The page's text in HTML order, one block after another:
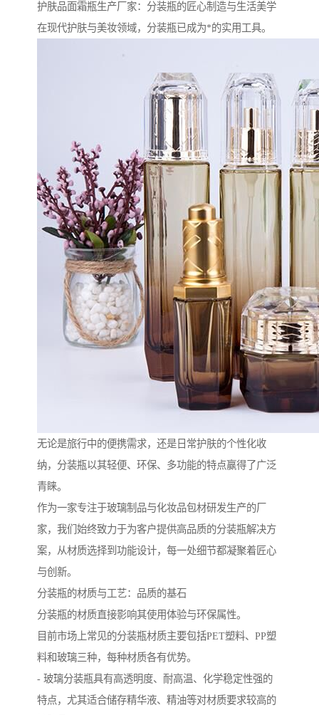
护肤品面霜瓶生产厂家：分装瓶的匠心制造与生活美学
在现代护肤与美妆领域，分装瓶已成为*的实用工具。
无论是旅行中的便携需求，还是日常护肤的个性化收
纳，分装瓶以其轻便、环保、多功能的特点赢得了广泛
青睐。
作为一家专注于玻璃制品与化妆品包材研发生产的厂
家，我们始终致力于为客户提供高品质的分装瓶解决方
案，从材质选择到功能设计，每一处细节都凝聚着匠心
与创新。
分装瓶的材质与工艺：品质的基石
分装瓶的材质直接影响其使用体验与环保属性。
目前市场上常见的分装瓶材质主要包括PET塑料、PP塑
料和玻璃三种，每种材质各有优势。
- 玻璃分装瓶具有高透明度、耐高温、化学稳定性强的
特点，尤其适合储存精华液、精油等对材质要求较高的